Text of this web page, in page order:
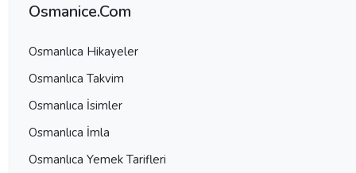
Osmanice.Com
Osmanlıca Hikayeler
Osmanlıca Takvim
Osmanlıca İsimler
Osmanlıca İmla
Osmanlıca Yemek Tarifleri